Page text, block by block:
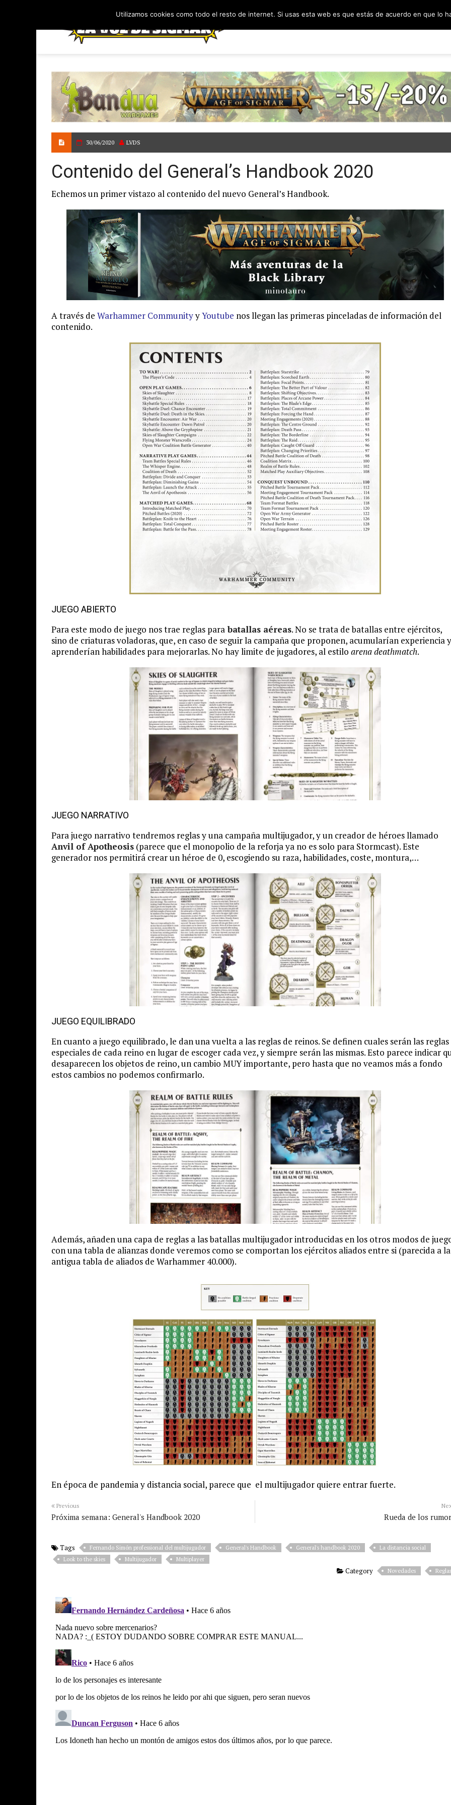
30/06/2020 LVDS
Contenido del General’s Handbook 2020
Echemos un primer vistazo al contenido del nuevo General’s Handbook.
A través de Warhammer CommunityyYoutube nos llegan las primeras pinceladas de información del
contenido.
JUEGO ABIERTO
Para este modo de juego nos trae reglas parabatallas aéreas. No se trata de batallas entre ejércitos,
sino de criaturas voladoras, que, en caso de seguir la campaña que proponen, acumularían experiencia y
aprenderían habilidades para mejorarlas. No hay limite de jugadores, al estilo arena deathmatch.
JUEGO NARRATIVO
Para juego narrativo tendremos reglas y una campaña multijugador, y un creador de héroes llamado
Anvil of Apotheosis (parece que el monopolio de la reforja ya no es solo para Stormcast). Este
generador nos permitirá crear un héroe de 0, escogiendo su raza, habilidades, coste, montura,…
JUEGO EQUILIBRADO
En cuanto a juego equilibrado, le dan una vuelta a las reglas de reinos. Se definen cuales serán las reglas
especiales de cada reino en lugar de escoger cada vez, y siempre serán las mismas. Esto parece indicar
desaparecen los objetos de reino, un cambio MUY importante, pero hasta que no veamos más a fondo
estos cambios no podemos confirmarlo.
Además, añaden una capa de reglas a las batallas multijugador introducidas en los otros modos de
con una tabla de alianzas donde veremos como se comportan los ejércitos aliados entre si (parecida a la
antigua tabla de aliados de Warhammer 40.000).
En época de pandemia y distancia social, parece que el multijugador quiere entrar fuerte.
Previous
Próxima semana: General's Handbook 2020 Rueda de los
Tags Fernando Simón professional del multijugador General's Handbook General's handbook 2020
La distancia social
Look to the skies
Multijugador Multiplayer
Category Novedades
Utilizamos cookies como todo el resto de internet. Si usas esta web es que estás de acuerdo en que lo